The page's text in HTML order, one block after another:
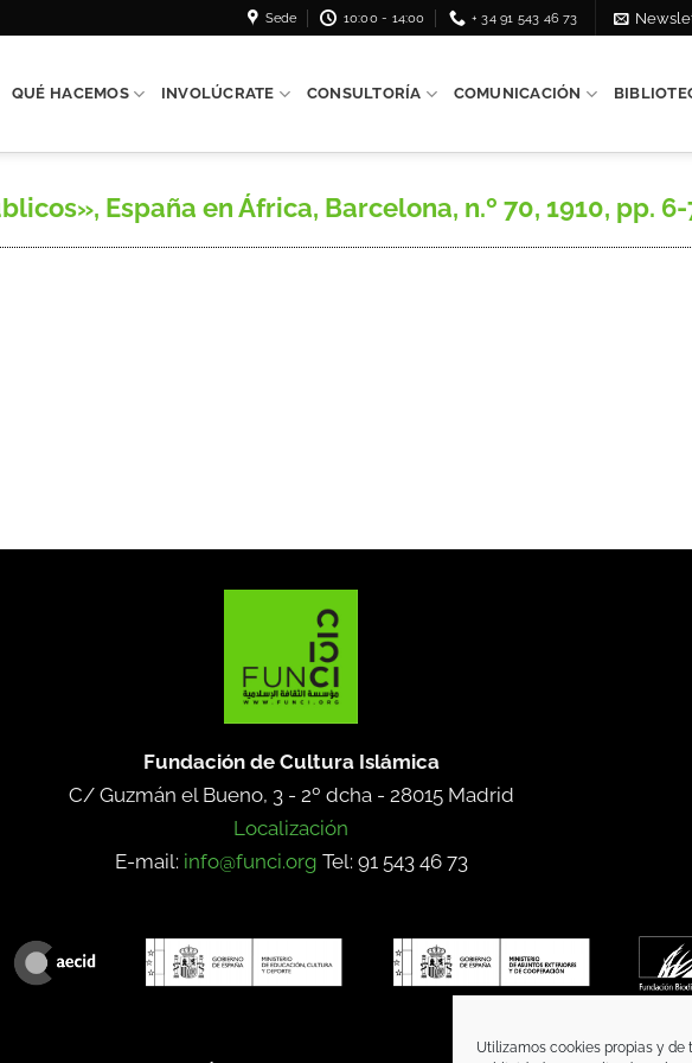
Utilizamos cookies propias y
Sede 10:00 - 14:00 + 34 91 543 46 73
QUÉ HACEMOS INVOLÚCRATE CONSULTORÍA COMUNICACIÓN
España en África, Barcelona, n.º 70, 1910, pp. 6-
Fundación de Cultura Islámica
C/ Guzmán el Bueno, 3 - 2º dcha - 28015 Madrid
Localización
E-mail: info@funci.org Tel: 91 543 46 73